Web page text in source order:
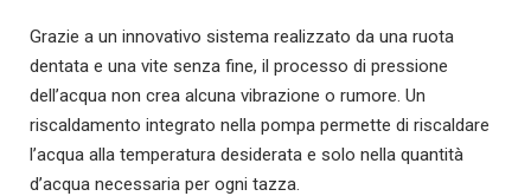
Grazie a un innovativo sistema realizzato da una ruota
dentata e una vite senza fine, il processo di pressione
dell’acqua non crea alcuna vibrazione o rumore. Un
riscaldamento integrato nella pompa permette di riscaldare
l’acqua alla temperatura desiderata e solo nella quantità
d’acqua necessaria per ogni tazza.